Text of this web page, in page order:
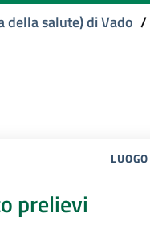
della salute) di Vado /
prelievi